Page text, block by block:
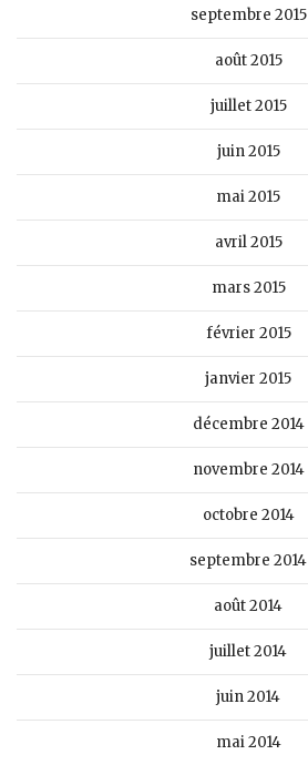
septembre 2015
août 2015
juillet 2015
juin 2015
mai 2015
avril 2015
mars 2015
février 2015
janvier 2015
décembre 2014
novembre 2014
octobre 2014
septembre 2014
août 2014
juillet 2014
juin 2014
mai 2014